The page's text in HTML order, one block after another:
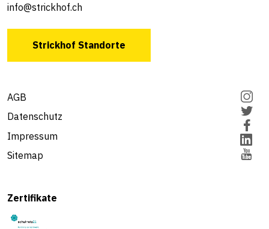
info@strickhof.ch
Strickhof Standorte
AGB
Datenschutz
Impressum
Sitemap
Zertifikate